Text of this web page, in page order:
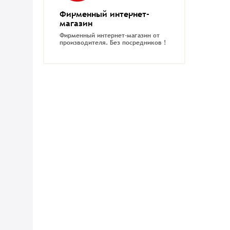
Фирменный интернет-
магазин
Фирменный интернет-магазин от
производителя. Без посредников !